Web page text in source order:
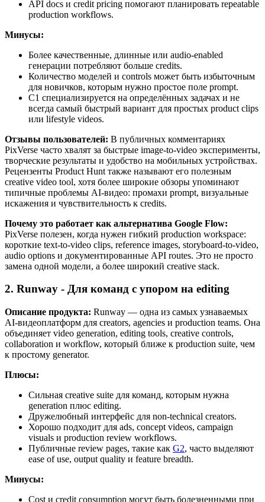
API docs и credit pricing помогают планировать repeatable
production workflows.
Минусы:
Более качественные, длинные или audio-enabled
генерации потребляют больше credits.
Количество моделей и controls может быть избыточным
для новичков, которым нужно простое поле prompt.
C1 специализируется на определённых задачах и не
всегда самый быстрый вариант для простых product clips
или lifestyle videos.
Отзывы пользователей: В публичных комментариях
PixVerse часто хвалят за быстрые image-to-video эксперименты,
творческие результаты и удобство на мобильных устройствах.
Рецензенты Product Hunt также называют его полезным
creative video tool, хотя более широкие обзоры упоминают
типичные проблемы AI-видео: промахи prompt, визуальные
искажения и чувствительность к credits.
Почему это работает как альтернатива Google Flow:
PixVerse полезен, когда нужен гибкий production workspace:
короткие text-to-video clips, reference images, storyboard-to-video,
audio options и документированные API routes. Это не просто
замена одной модели, а более широкий creative stack.
2. Runway - Для команд с упором на editing
Описание продукта: Runway — одна из самых узнаваемых
AI-видеоплатформ для creators, agencies и production teams. Она
объединяет video generation, editing tools, creative controls,
collaboration и workflow, который ближе к production suite, чем
к простому generator.
Плюсы:
Сильная creative suite для команд, которым нужна
generation плюс editing.
Дружелюбный интерфейс для non-technical creators.
Хорошо подходит для ads, concept videos, campaign
visuals и production review workflows.
Публичные review pages, такие как G2, часто выделяют
ease of use, output quality и feature breadth.
Минусы:
Cost и credit consumption могут быть болезненными при